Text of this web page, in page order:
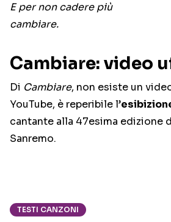
E per non cadere più
cambiare.
Cambiare: video
Di Cambiare, non esiste un
YouTube, è reperibile l’
cantante alla 47esima edizione
Sanremo.
TESTI CANZONI